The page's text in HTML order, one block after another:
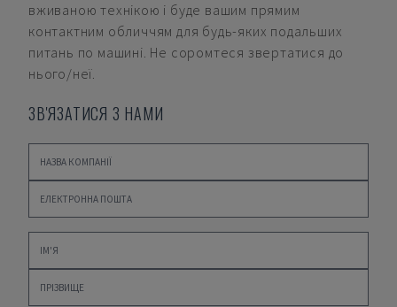
вживаною технікою і буде вашим прямим
контактним обличчям для будь-яких подальших
питань по машині. Не соромтеся звертатися до
нього/неї.
ЗВ'ЯЗАТИСЯ З НАМИ